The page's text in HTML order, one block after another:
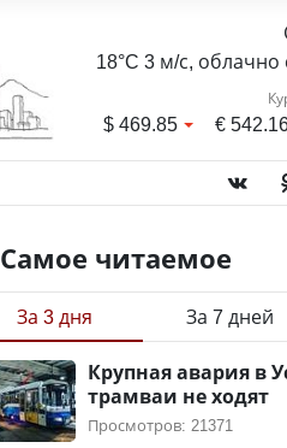
18°C 3 м/с,
$469.85 €
Самое читаемое
За 3 дня За 7 дней
Крупная авария в
трамваи не ходят
Просмотров: 21371